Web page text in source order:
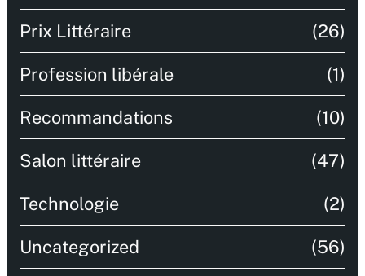
Prix Littéraire (26)
Profession libérale (1)
Recommandations (10)
Salon littéraire (47)
Technologie (2)
Uncategorized (56)